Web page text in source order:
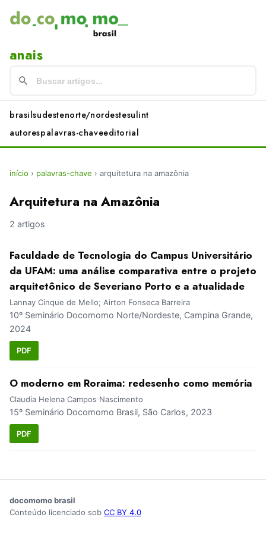
anais
brasilsudestenorte/nordestesulint
autorespalavras-chaveeditorial
início › palavras-chave › arquitetura na amazônia
Arquitetura na Amazônia
2 artigos
Faculdade de Tecnologia do Campus Universitário
da UFAM: uma análise comparativa entre o projeto
arquitetônico de Severiano Porto e a atualidade
Lannay Cinque de Mello; Airton Fonseca Barreira
10º Seminário Docomomo Norte/Nordeste, Campina Grande,
2024
PDF
O moderno em Roraima: redesenho como memória
Claudia Helena Campos Nascimento
15º Seminário Docomomo Brasil, São Carlos, 2023
PDF
docomomo brasil
Conteúdo licenciado sob CC BY 4.0